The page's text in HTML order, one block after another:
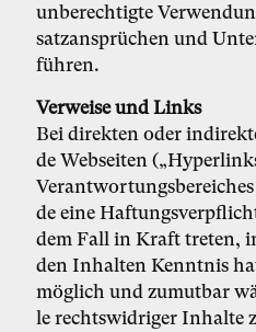
un­be­rech­tig­te
satz­an­sprü­chen und
füh­ren.
Ver­wei­se und Links
Bei di­rek­ten oder
de Web­sei­ten
de ei­ne
dem Fall in Kraft tre­ten,
den In­hal­ten Kennt­nis
mög­lich und zu­mut­bar
le rechts­wid­ri­ger In­hal­te